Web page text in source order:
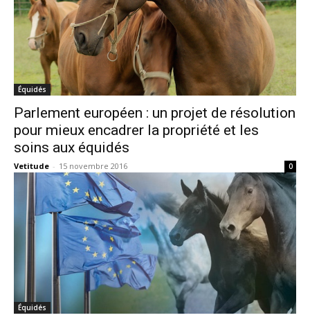
Équidés
Parlement européen : un projet de résolution
pour mieux encadrer la propriété et les
soins aux équidés
Vetitude - 15 novembre 2016 0
Équidés